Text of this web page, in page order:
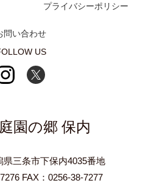
プライバシーポリシー
問い合わせ
US
園の郷 保内
県三条市下保内4035番地
FAX：0256-38-7277